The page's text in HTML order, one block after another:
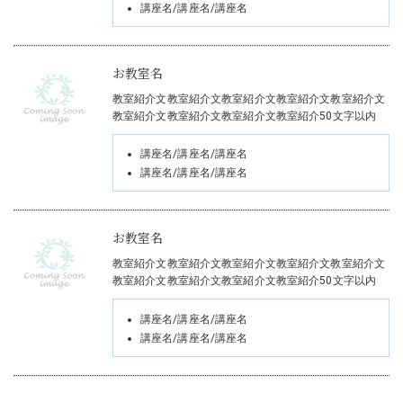
講座名/講座名/講座名
お教室名
教室紹介文教室紹介文教室紹介文教室紹介文教室紹介文
教室紹介文教室紹介文教室紹介文教室紹介50文字以内
講座名/講座名/講座名
講座名/講座名/講座名
お教室名
教室紹介文教室紹介文教室紹介文教室紹介文教室紹介文
教室紹介文教室紹介文教室紹介文教室紹介50文字以内
講座名/講座名/講座名
講座名/講座名/講座名